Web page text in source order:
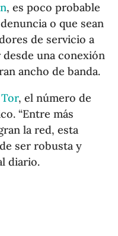
, es poco probable
o que sean
de servicio a
una conexión
ancho de banda.
, el número de
“Entre más
la red, esta
ser robusta y
diario.